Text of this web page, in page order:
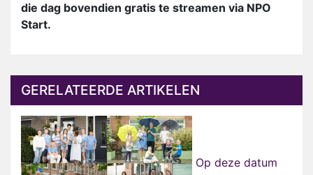
die dag bovendien gratis te streamen via NPO
Start.
GERELATEERDE ARTIKELEN
Op deze datum